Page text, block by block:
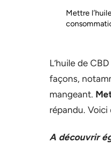
Mettre
L’huile de
façons,
mangeant.
répandu.
A découvrir